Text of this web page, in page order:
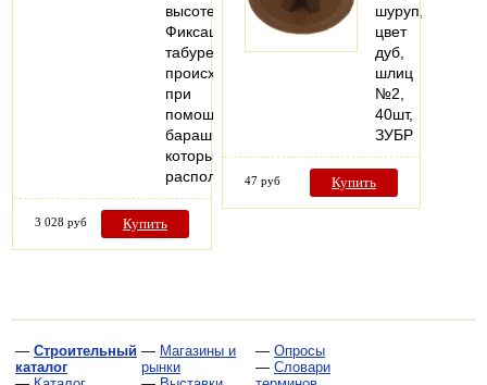
высоте.
Фиксация
табурета
происходит
при
помощи
барашка,
который
расположен…
3 028 руб Купить
шуруп,
цвет
дуб,
шлиц
№2,
40шт,
ЗУБР
47 руб Купить
— Строительный
каталог
— Магазины и
рынки
— Опросы
— Словари